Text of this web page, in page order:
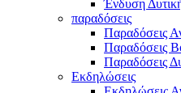
Ένδυση
παραδόσεις
Παραδόσεις
Παραδόσεις
Παραδόσεις
Εκδηλώσεις